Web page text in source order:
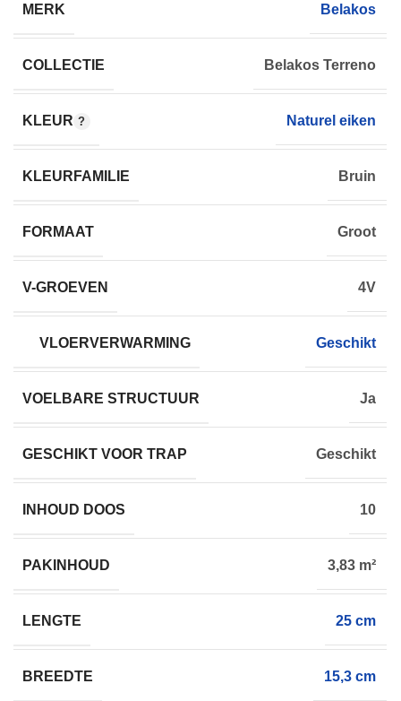
MERK Belakos
COLLECTIE Belakos Terreno
KLEUR Naturel eiken
KLEURFAMILIE Bruin
FORMAAT Groot
V-GROEVEN 4V
VLOERVERWARMING Geschikt
VOELBARE STRUCTUUR Ja
GESCHIKT VOOR TRAP Geschikt
INHOUD DOOS 10
PAKINHOUD 3,83 m²
LENGTE 25 cm
BREEDTE 15,3 cm